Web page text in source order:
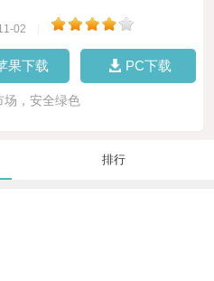
02
果下载 PC下载
场，安全绿色
排行